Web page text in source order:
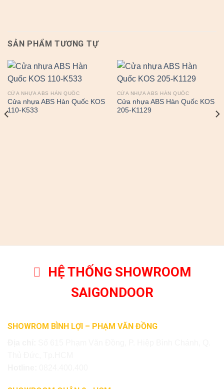
SẢN PHẨM TƯƠNG TỰ
CỬA NHỰA ABS HÀN QUỐC
Cửa nhựa ABS Hàn Quốc KOS
110-K533
CỬA NHỰA ABS HÀN QUỐC
Cửa nhựa ABS Hàn Quốc KOS
205-K1129
HỆ THỐNG SHOWROOM
SAIGONDOOR
SHOWROM BÌNH LỢI – PHẠM VĂN ĐỒNG